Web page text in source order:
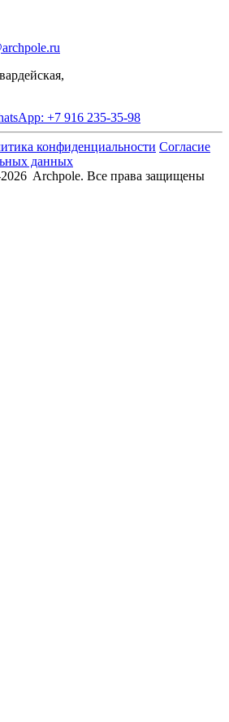
+7 916 235-35-98
конфиденциальности Согласие
данных
Archpole. Все права защищены